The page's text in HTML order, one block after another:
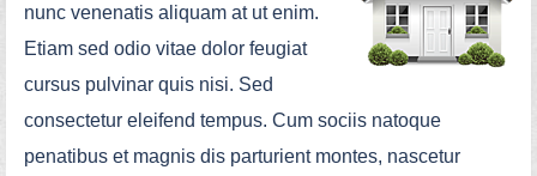
nunc venenatis aliquam at ut enim.
Etiam sed odio vitae dolor feugiat
cursus pulvinar quis nisi. Sed
consectetur eleifend tempus. Cum sociis natoque
penatibus et magnis dis parturient montes, nascetur